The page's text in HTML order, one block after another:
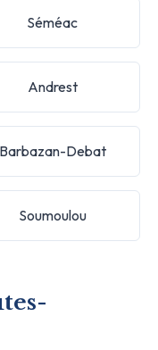
Séméac
Andrest
Barbazan-Debat
Soumoulou